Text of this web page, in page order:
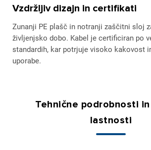
Vzdržljiv dizajn in certifikati
Zunanji PE plašč in notranji zaščitni sloj
življenjsko dobo. Kabel je certificiran po
standardih, kar potrjuje visoko kakovost
uporabe.
Tehnične podrobnosti
lastnosti